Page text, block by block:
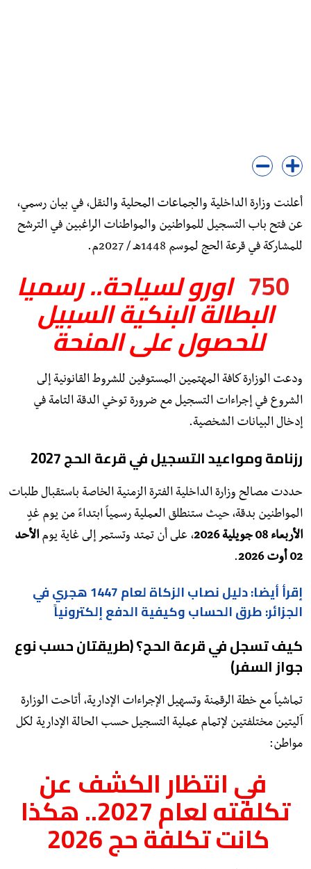
أعلنت وزارة الداخلية والجماعات المحلية والنقل، في بيان رسمي،
عن فتح باب التسجيل للمواطنين والمواطنات الراغبين في الترشح
للمشاركة في قرعة الحج لموسم 1448هـ / 2027م.
750 اورو لسياحة.. رسميا
البطالة البنكية السبيل
للحصول على المنحة
ودعت الوزارة كافة المهتمين المستوفين للشروط القانونية إلى
الشروع في إجراءات التسجيل مع ضرورة توخي الدقة التامة في
إدخال البيانات الشخصية.
​رزنامة ومواعيد التسجيل في قرعة الحج 2027
​حددت مصالح وزارة الداخلية الفترة الزمنية الخاصة باستقبال طلبات
المواطنين بدقة، حيث ستنطلق العملية رسمياً ابتداءً من يوم غدٍ
الأربعاء 08 جويلية 2026
، على أن تمتد وتستمر إلى غاية يوم الأحد
02 أوت 2026
.
إقرأ أيضا: دليل نصاب الزكاة لعام 1447 هجري في
الجزائر: طرق الحساب وكيفية الدفع إلكترونياً
​كيف تسجل في قرعة الحج؟ (طريقتان حسب نوع
جواز السفر)
​تماشياً مع خطة الرقمنة وتسهيل الإجراءات الإدارية، أتاحت الوزارة
آليتين مختلفتين لإتمام عملية التسجيل حسب الحالة الإدارية لكل
مواطن:
في انتظار الكشف عن
تكلفته لعام 2027.. هكذا
كانت تكلفة حج 2026